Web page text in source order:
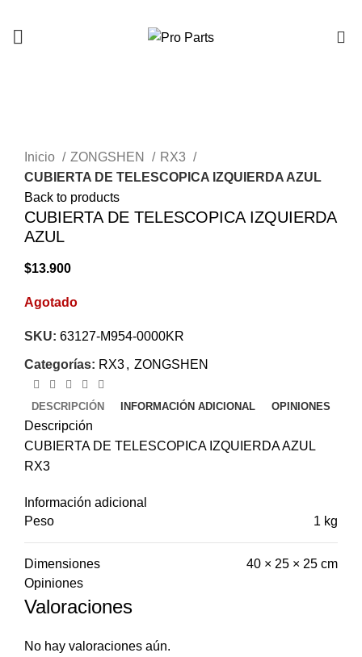
Inicio
ZONGSHEN
RX3
CUBIERTA DE TELESCOPICA IZQUIERDA AZUL
Back to products
CUBIERTA DE TELESCOPICA IZQUIERDA
AZUL
$13.900
Agotado
SKU: 63127-M954-0000KR
Categorías: RX3, ZONGSHEN
DESCRIPCIÓN INFORMACIÓN ADICIONAL OPINIONES
Descripción
CUBIERTA DE TELESCOPICA IZQUIERDA AZUL
RX3
Información adicional
Peso
1 kg
Dimensiones
40 × 25 × 25 cm
Opiniones
Valoraciones
No hay valoraciones aún.